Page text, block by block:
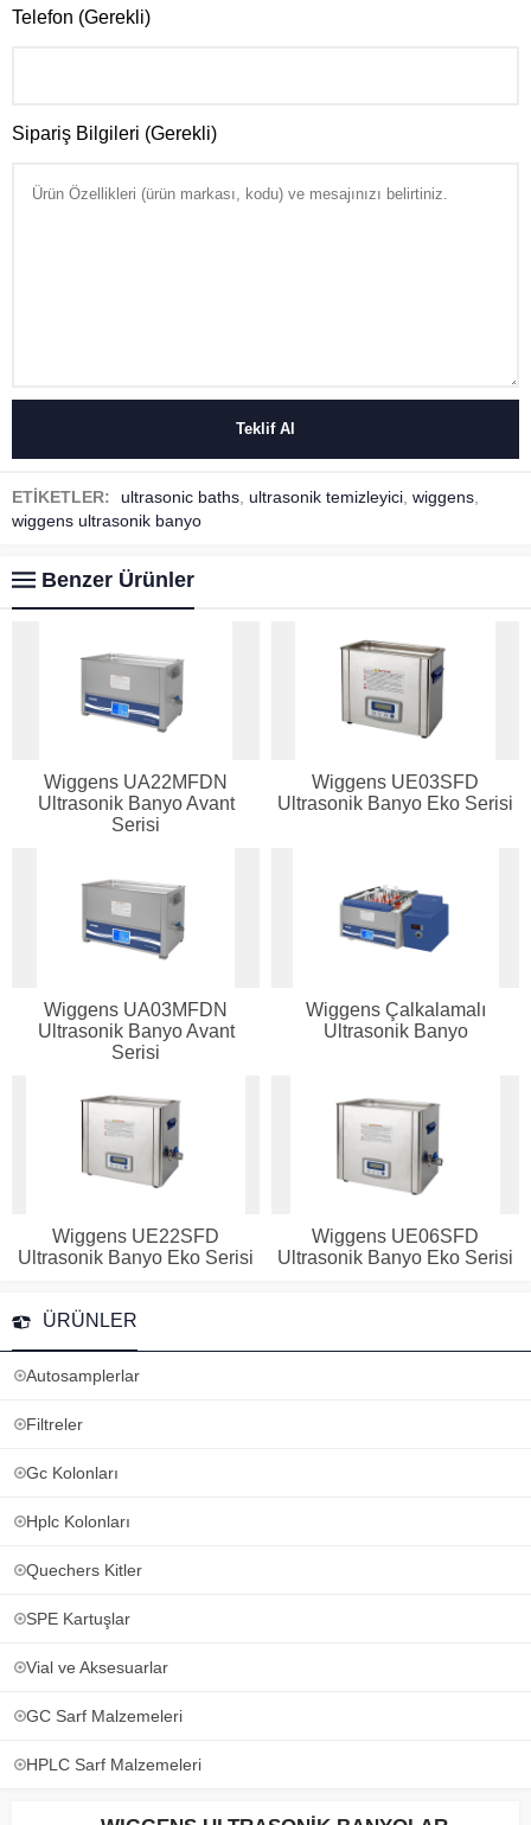
Telefon (Gerekli)
Sipariş Bilgileri (Gerekli)
ETİKETLER: ultrasonic baths ultrasonik temizleyici wiggens
wiggens ultrasonik banyo
Benzer Ürünler
Wiggens UA22MFDN
Ultrasonik Banyo Avant
Serisi
Wiggens UE03SFD
Ultrasonik Banyo Eko Serisi
Wiggens UA03MFDN
Ultrasonik Banyo Avant
Serisi
Wiggens Çalkalamalı
Ultrasonik Banyo
Wiggens UE22SFD
Ultrasonik Banyo Eko Serisi
Wiggens UE06SFD
Ultrasonik Banyo Eko Serisi
ÜRÜNLER
Autosamplerlar
Filtreler
Gc Kolonları
Hplc Kolonları
Quechers Kitler
SPE Kartuşlar
Vial ve Aksesuarlar
GC Sarf Malzemeleri
HPLC Sarf Malzemeleri